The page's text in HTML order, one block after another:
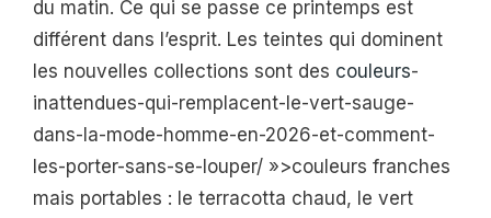
du matin. Ce qui se passe ce printemps est
différent dans l’esprit. Les teintes qui dominent
les nouvelles collections sont des couleurs-
inattendues-qui-remplacent-le-vert-sauge-
dans-la-mode-homme-en-2026-et-comment-
les-porter-sans-se-louper/ »>couleurs franches
mais portables : le terracotta chaud, le vert